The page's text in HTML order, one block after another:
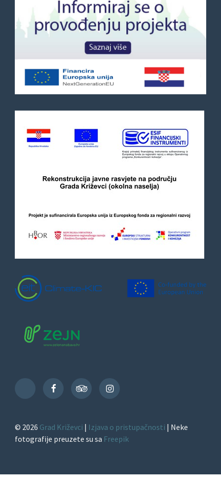
TikTok
FacebookTripAdvisorInstagram
© 2026 Grad Križevci | Izjava o pristupačnosti | Neke
fotografije preuzete su sa Freepik